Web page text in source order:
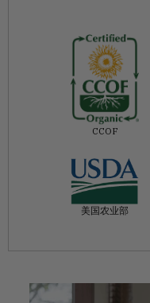
CCOF
美国农业部